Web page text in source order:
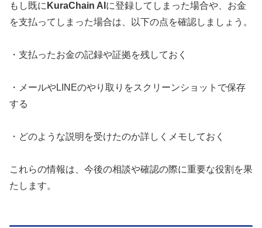
もし既に KuraChain AI に登録してしまった場合や、お金
を支払ってしまった場合は、以下の点を確認しましょう。
・支払ったお金の記録や証拠を残しておく
・メールやLINEのやり取りをスクリーンショットで保存
する
・どのような説明を受けたのか詳しくメモしておく
これらの情報は、今後の相談や確認の際に重要な役割を果
たします。